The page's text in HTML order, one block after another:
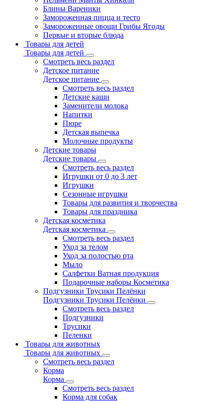
Блины Вареники
Замороженная пицца и тесто
Замороженные овощи Грибы Ягоды
Первые и вторые блюда
Товары для детей
Товары для детей
Смотреть весь раздел
Детское питание
Детское питание
Смотреть весь раздел
Детские каши
Заменители молока
Напитки
Пюре
Детская выпечка
Молочные продукты
Детские товары
Детские товары
Смотреть весь раздел
Игрушки от 0 до 3 лет
Игрушки
Сезонные игрушки
Товары для развития и творчества
Товары для праздника
Детская косметика
Детская косметика
Смотреть весь раздел
Уход за телом
Уход за полостью рта
Мыло
Салфетки Ватная продукция
Подарочные наборы Косметика
Подгузники Трусики Пелёнки
Подгузники Трусики Пелёнки
Смотреть весь раздел
Подгузники
Трусики
Пеленки
Товары для животных
Товары для животных
Смотреть весь раздел
Корма
Корма
Смотреть весь раздел
Корма для собак